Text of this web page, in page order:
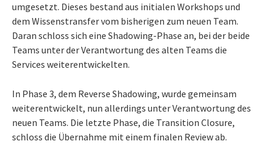
umgesetzt. Dieses bestand aus initialen Workshops und
dem Wissenstransfer vom bisherigen zum neuen Team.
Daran schloss sich eine Shadowing-Phase an, bei der beide
Teams unter der Verantwortung des alten Teams die
Services weiterentwickelten.
In Phase 3, dem Reverse Shadowing, wurde gemeinsam
weiterentwickelt, nun allerdings unter Verantwortung des
neuen Teams. Die letzte Phase, die Transition Closure,
schloss die Übernahme mit einem finalen Review ab.